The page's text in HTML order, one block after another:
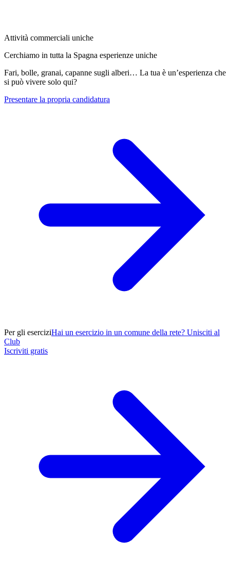
Attività commerciali uniche
Cerchiamo in tutta la Spagna esperienze uniche
Fari, bolle, granai, capanne sugli alberi… La tua è un’esperienza che
si può vivere solo qui?
Presentare la propria candidatura
Per gli eserciziHai un esercizio in un comune della rete? Unisciti al
Club
Iscriviti gratis